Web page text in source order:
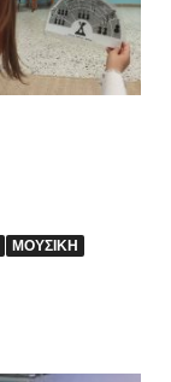
ΜΟΥΣΙΚΉ